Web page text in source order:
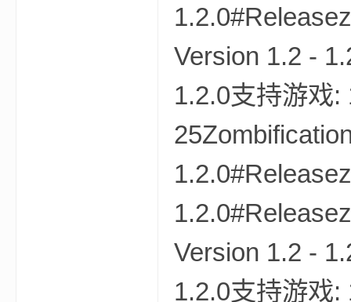
Version 1.2 -
1.2.0支持游戏:
Version 1.2 -
1.2.0支持游戏: